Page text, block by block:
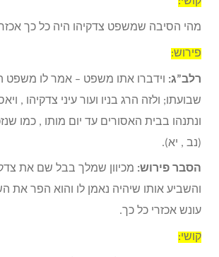
מהי הסיבה שמשפט צדקיהו היה כל כך
פירוש:
רלב”ג: וידברו אתו משפט – אמר לו משפט
שבועתו; ולזה הרג בניו ועור עיני צדקיהו ,
ונתנהו בבית האסורים עד יום מותו , כמו
(נב , יא).
הסבר פירוש: מכיוון שמלך בבל שם את
והשביע אותו שיהיה נאמן לו והוא הפר את
עונש אכזרי כל כך.
קושי: